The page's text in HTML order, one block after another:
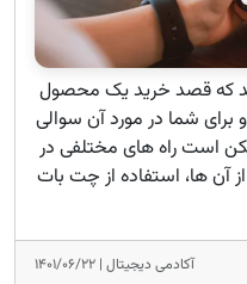
که قصد خرید یک محصول
برای شما در مورد آن سوالی
است راه های مختلفی در
آن ها، استفاده از چت بات
آکادمی دیجیتال | ۱۴۰۱/۰۶/۲۲